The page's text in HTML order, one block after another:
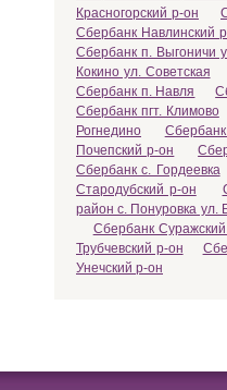
Красногорский р-он
Сбербанк Навлинский
Сбербанк п. Выгоничи
Кокино ул. Советская
Сбербанк п. Навля
Сбербанк пгт. Климово
Рогнедино
Сбербанк
Почепский р-он
Сбербанк с. Гордеевка
Стародубский р-он
район с. Понуровка ул.
Сбербанк
Трубчевский р-он
Унечский р-он